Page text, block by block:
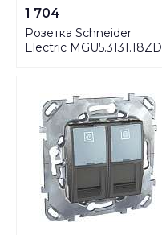
1 704
Розетка Schneider
Electric MGU5.3131.18ZD